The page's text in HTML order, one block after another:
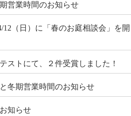
営業時間のお知らせ
12（日）に「春のお庭相談会」を開
ストにて、２件受賞しました！
冬期営業時間のお知らせ
知らせ